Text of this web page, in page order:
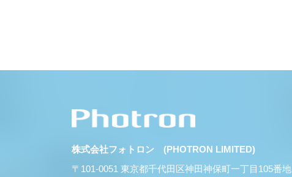
株式会社フォトロン (PHOTRON LIMITED)
〒101-0051 東京都千代田区神田神保町一丁目105番地